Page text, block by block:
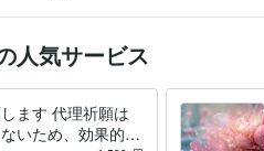
人気サービス
ます 代理祈願は
いため、効果的な